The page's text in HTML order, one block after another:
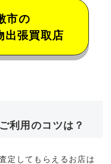
市の
出張買取店
利用のコツは？
定してもらえるお店は